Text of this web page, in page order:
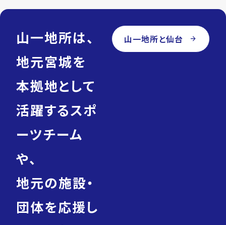
山一地所は、
地元宮城を
本拠地として
活躍するスポ
ーツチーム
や、
地元の施設・
団体を応援し
山一地所と仙台 arrow_forward